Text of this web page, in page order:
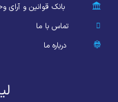
بانک قوانین و آرای
تماس با ما
درباره ما